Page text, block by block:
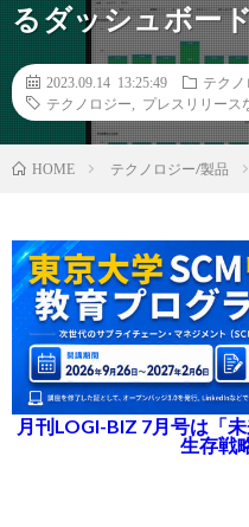
るダッシュボー
2023.09.14 13:25:49
テクノ
テクノロジー
プレスリリース
HOME テクノロジー/製品
月刊LOGI-BIZ 7月号は「
生存戦